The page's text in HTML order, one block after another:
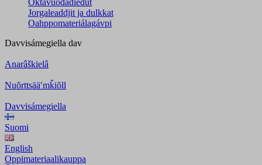
Jorgaleaddjit ja dulkkat
Oahppomateriálagávpi
Davvisámegiella dav
Anarâškielâ
Nuõrttsääʹmǩiõll
Davvisámegiella
Suomi
English
Oppimateriaalikauppa